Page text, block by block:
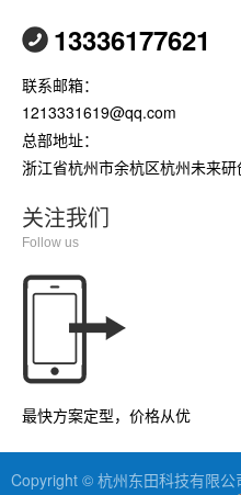
13336177621
联系邮箱：
1213331619@qq.com
总部地址：
浙江省杭州市余杭区杭州未来
关注我们
Follow us
最快方案定型，价格从优
Copyright © 杭州东田科技有限公